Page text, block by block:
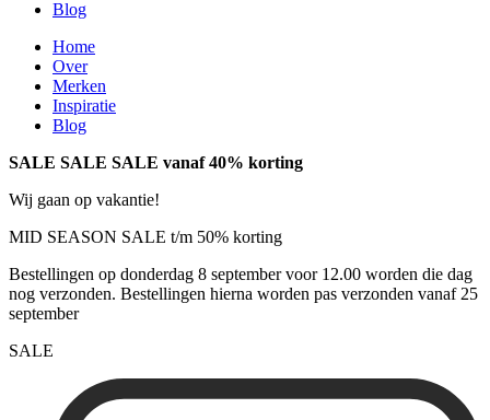
Blog
Home
Over
Merken
Inspiratie
Blog
SALE SALE SALE vanaf 40% korting
Wij gaan op vakantie!
MID SEASON SALE t/m 50% korting
Bestellingen op donderdag 8 september voor 12.00 worden die dag
nog verzonden. Bestellingen hierna worden pas verzonden vanaf 25
september
SALE